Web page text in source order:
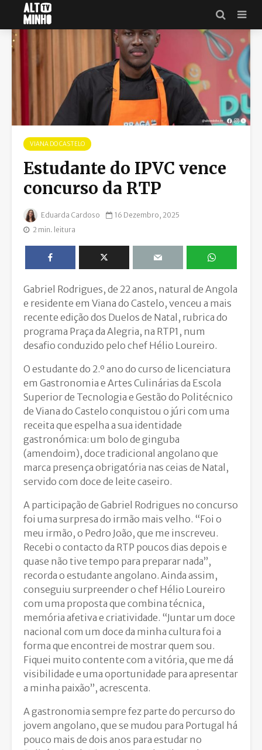
VIANA DO CASTELO
Estudante do IPVC vence
concurso da RTP
Eduarda Cardoso
16 Dezembro, 2025
2 min. leitura
Gabriel Rodrigues, de 22 anos, natural de Angola
e residente em Viana do Castelo, venceu a mais
recente edição dos Duelos de Natal, rubrica do
programa Praça da Alegria, na RTP1, num
desafio conduzido pelo chef Hélio Loureiro.
O estudante do 2.º ano do curso de licenciatura
em Gastronomia e Artes Culinárias da Escola
Superior de Tecnologia e Gestão do Politécnico
de Viana do Castelo conquistou o júri com uma
receita que espelha a sua identidade
gastronómica: um bolo de ginguba
(amendoim), doce tradicional angolano que
marca presença obrigatória nas ceias de Natal,
servido com doce de leite caseiro.
A participação de Gabriel Rodrigues no concurso
foi uma surpresa do irmão mais velho. “Foi o
meu irmão, o Pedro João, que me inscreveu.
Recebi o contacto da RTP poucos dias depois e
quase não tive tempo para preparar nada”,
recorda o estudante angolano. Ainda assim,
conseguiu surpreender o chef Hélio Loureiro
com uma proposta que combina técnica,
memória afetiva e criatividade. “Juntar um doce
nacional com um doce da minha cultura foi a
forma que encontrei de mostrar quem sou.
Fiquei muito contente com a vitória, que me dá
visibilidade e uma oportunidade para apresentar
a minha paixão”, acrescenta.
A gastronomia sempre fez parte do percurso do
jovem angolano, que se mudou para Portugal há
pouco mais de dois anos para estudar no